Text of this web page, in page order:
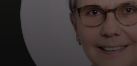
Notícias e tendências